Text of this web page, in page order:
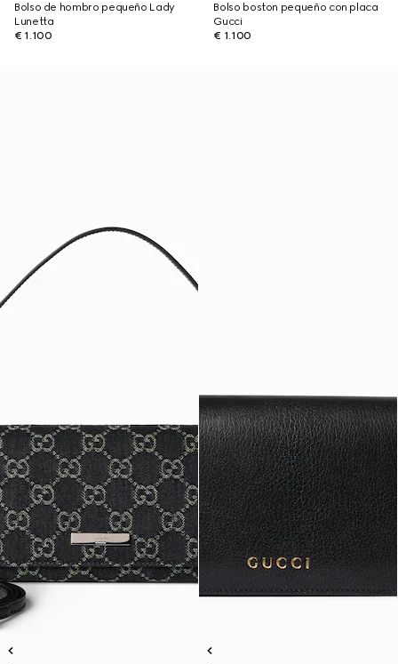
Bolso de hombro pequeño Lady
Lunetta
€ 1.100
Bolso boston pequeño con placa
Gucci
€ 1.100